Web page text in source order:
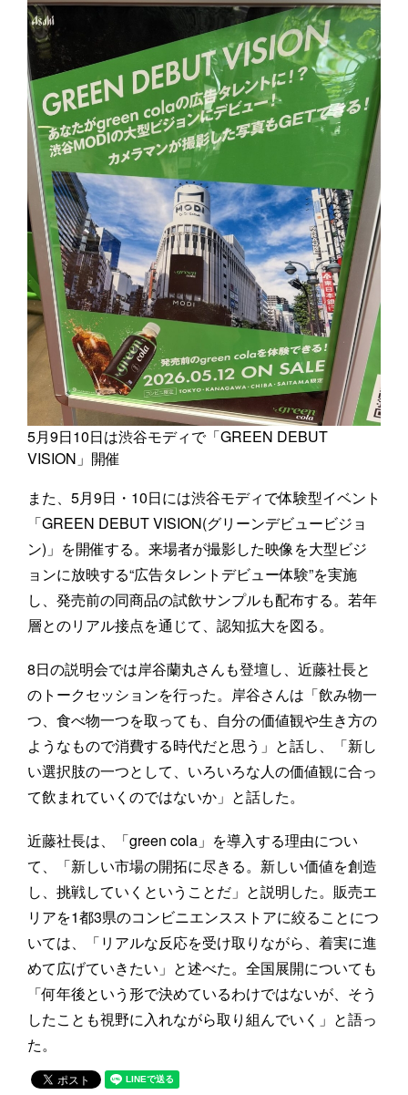
5月9日10日は渋谷モディで「GREEN DEBUT
VISION」開催
また、5月9日・10日には渋谷モディで体験型イベント
「GREEN DEBUT VISION(グリーンデビュービジョ
ン)」を開催する。来場者が撮影した映像を大型ビジ
ョンに放映する“広告タレントデビュー体験”を実施
し、発売前の同商品の試飲サンプルも配布する。若年
層とのリアル接点を通じて、認知拡大を図る。
8日の説明会では岸谷蘭丸さんも登壇し、近藤社長と
のトークセッションを行った。岸谷さんは「飲み物一
つ、食べ物一つを取っても、自分の価値観や生き方の
ようなもので消費する時代だと思う」と話し、「新し
い選択肢の一つとして、いろいろな人の価値観に合っ
て飲まれていくのではないか」と話した。
近藤社長は、「green cola」を導入する理由につい
て、「新しい市場の開拓に尽きる。新しい価値を創造
し、挑戦していくということだ」と説明した。販売エ
リアを1都3県のコンビニエンスストアに絞ることにつ
いては、「リアルな反応を受け取りながら、着実に進
めて広げていきたい」と述べた。全国展開についても
「何年後という形で決めているわけではないが、そう
したことも視野に入れながら取り組んでいく」と語っ
た。